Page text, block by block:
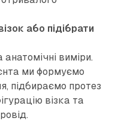
або підібрати
виміри.
ми формуємо
підбираємо протез
візка та